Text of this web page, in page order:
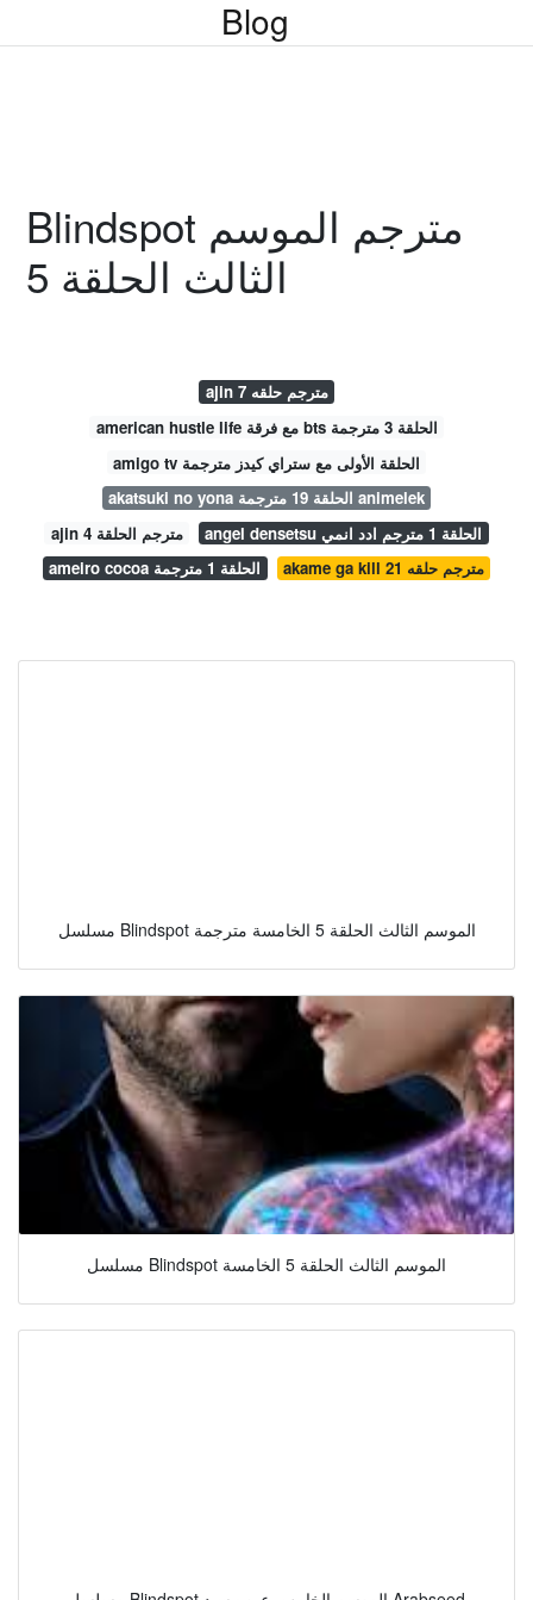
Blog
Blindspot مترجم الموسم
الثالث الحلقة 5
ajin مترجم حلقه 7
american hustle life مع فرقة bts الحلقة 3 مترجمة
amigo tv الحلقة الأولى مع ستراي كيدز مترجمة
akatsuki no yona الحلقة 19 مترجمة animelek
ajin مترجم الحلقة 4
angel densetsu الحلقة 1 مترجم ادد انمي
ameiro cocoa الحلقة 1 مترجمة
akame ga kill مترجم حلقه 21
مسلسل Blindspot الموسم الثالث الحلقة 5 الخامسة مترجمة
مسلسل Blindspot الموسم الثالث الحلقة 5 الخامسة